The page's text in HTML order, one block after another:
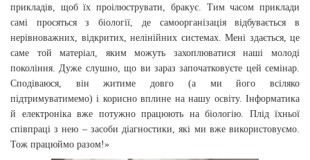
прикладів, щоб їх проілюструвати, бракує. Тим часом приклади
самі просяться з біології, де самоорганізація відбувається в
нерівноважних, відкритих, нелінійних системах. Мені здається, це
саме той матеріал, яким можуть захоплюватися наші молоді
покоління. Дуже слушно, що ви зараз започатковуєте цей семінар.
Сподіваюся, він житиме довго (а ми його всіляко
підтримуватимемо) і корисно вплине на нашу освіту. Інформатика
й електроніка вже потужно працюють на біологію. Плід їхньої
співпраці з нею – засоби діагностики, які ми вже використовуємо.
Тож працюймо разом!»